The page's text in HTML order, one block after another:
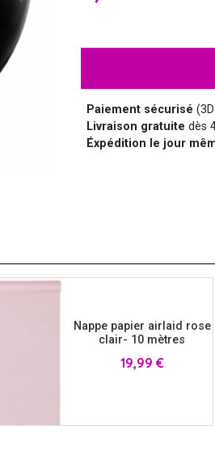
UNIFORMES
MARQUIS ET
SERIE TV
Paiement sécurisé
Livraison gratuite dès
Éxpédition le jour
Nappe papier airlaid rose
clair- 10 mètres
Prix
19,99 €